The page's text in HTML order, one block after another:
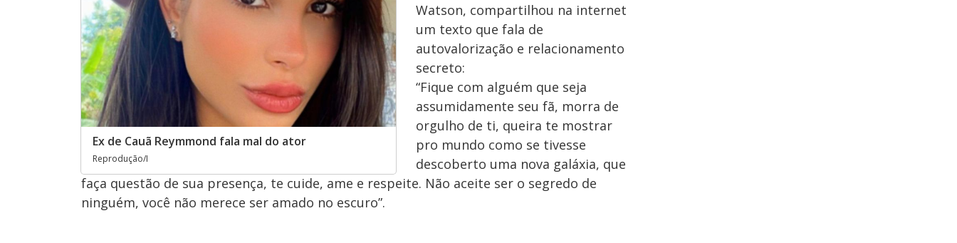
Ex de Cauã Reymmond fala mal do ator
Reprodução/I
Watson, compartilhou na internet
um texto que fala de
autovalorização e relacionamento
secreto:
“Fique com alguém que seja
assumidamente seu fã, morra de
orgulho de ti, queira te mostrar
pro mundo como se tivesse
descoberto uma nova galáxia, que
faça questão de sua presença, te cuide, ame e respeite. Não aceite ser o segredo de
ninguém, você não merece ser amado no escuro”.